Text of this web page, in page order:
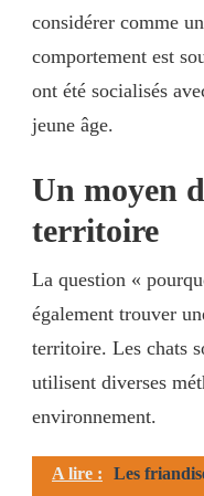
considérer comme
comportement est
ont été socialisés
jeune âge.
Un moyen
territoire
La question «
également trouver
territoire. Les chats
utilisent diverses
environnement.
A lire :
Les